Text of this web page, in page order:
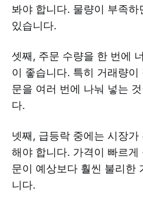
봐야 합니다. 물량이 부족
있습니다.
셋째, 주문 수량을 한 번에
이 좋습니다. 특히 거래량
문을 여러 번에 나눠 넣는
다.
넷째, 급등락 중에는 시장
해야 합니다. 가격이 빠르
문이 예상보다 훨씬 불리한
니다.